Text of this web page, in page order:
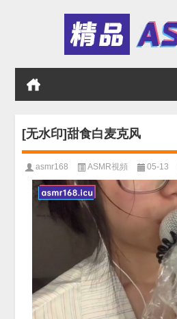
[无水印]甜食白麦克风
asmr168 ASMR視頻 05-13